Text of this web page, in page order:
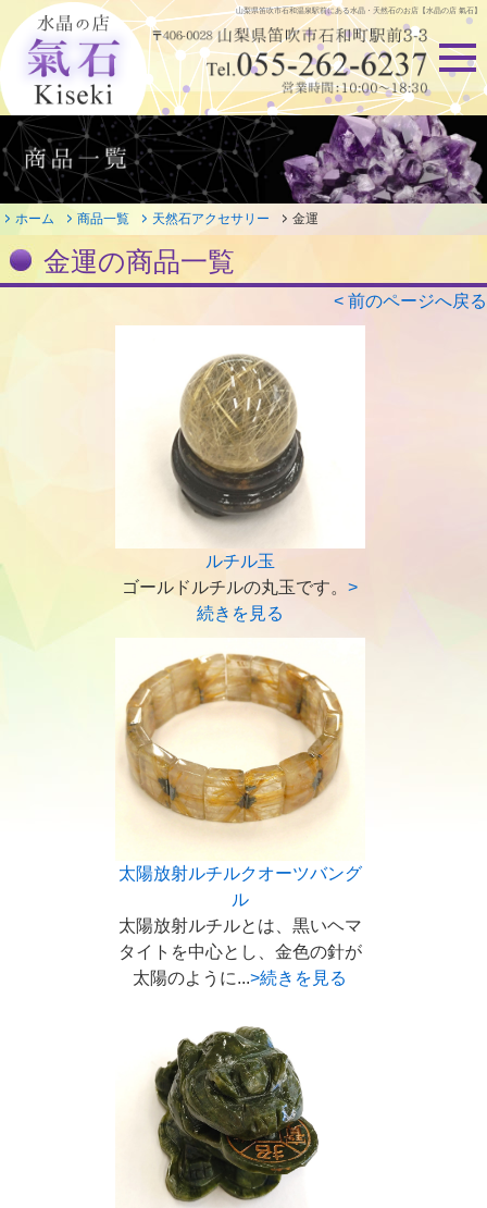
山梨県笛吹市石和温泉駅前にある水晶・天然石のお店【水晶の店 氣石】
ホーム 商品一覧 天然石アクセサリー 金運
金運の商品一覧
< 前のページへ戻る
ルチル玉
ゴールドルチルの丸玉です。 >
続きを見る
太陽放射ルチルクオーツバング
ル
太陽放射ルチルとは、黒いヘマ
タイトを中心とし、金色の針が
太陽のように...>続きを見る